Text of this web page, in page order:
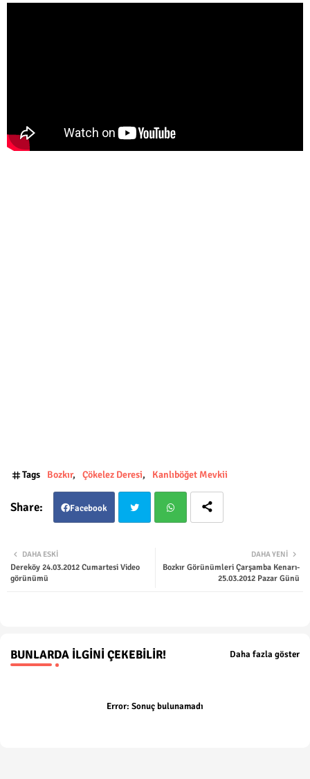
Tags Bozkır Çökelez Deresi Kanlıböğet Mevkii
Facebook
ter tsap
DAHA YENI
Bozkır Görünümleri Çarşamba Kenarı-
25.03.2012 Pazar Günü
DAHA ESKI
Dereköy 24.03.2012 Cumartesi Video
görünümü
BUNLARDA İLGINI ÇEKEBILIR! Daha fazla göster
Error: Sonuç bulunamadı